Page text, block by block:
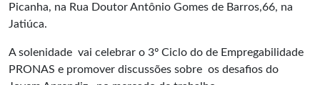
Picanha, na Rua Doutor Antônio Gomes de Barros,66, na
Jatiúca.
A solenidade vai celebrar o 3º Ciclo do de Empregabilidade
PRONAS e promover discussões sobre os desafios do